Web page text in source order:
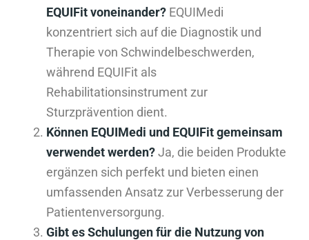
EQUIFit voneinander? EQUIMedi
konzentriert sich auf die Diagnostik und
Therapie von Schwindelbeschwerden,
während EQUIFit als
Rehabilitationsinstrument zur
Sturzprävention dient.
Können EQUIMedi und EQUIFit gemeinsam
verwendet werden?Ja, die beiden Produkte
ergänzen sich perfekt und bieten einen
umfassenden Ansatz zur Verbesserung der
Patientenversorgung.
Gibt es Schulungen für die Nutzung von